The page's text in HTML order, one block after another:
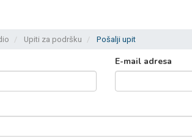
Upiti za podršku
Pošalji upit
E-mail adresa